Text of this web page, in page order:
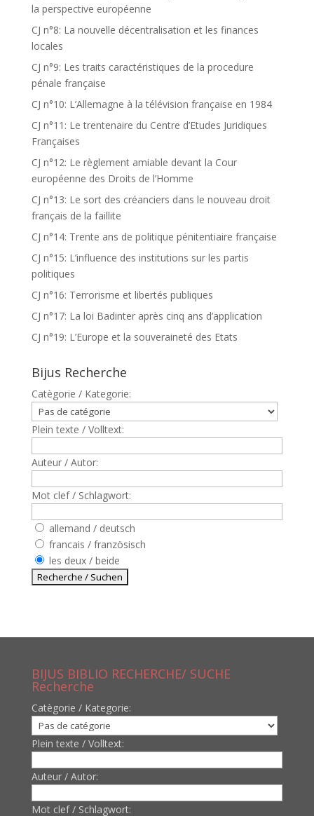
la perspective européenne
CJ n°8: La nouvelle décentralisation et les finances
locales
CJ n°9: Les traits caractéristiques de la procedure
pénale française
CJ n°10: L’Allemagne à la télévision française en 1984
CJ n°11: Le trentenaire du Centre d’Etudes Juridiques
Françaises
CJ n°12: Le règlement amiable devant la Cour
européenne des Droits de l’Homme
CJ n°13: Le sort des créanciers dans le nouveau droit
français de la faillite
CJ n°14: Trente ans de politique pénitentiaire française
CJ n°15: L’influence des institutions sur les partis
politiques
CJ n°16: Terrorisme et libertés publiques
CJ n°17: La loi Badinter après cinq ans d’application
CJ n°19: L’Europe et la souveraineté des Etats
Bijus Recherche
Catègorie / Kategorie:
Plein texte / Volltext:
Auteur / Autor:
Mot clef / Schlagwort:
allemand / deutsch
francais / französisch
les deux / beide
BIJUS BIBLIO RECHERCHE/ SUCHE
Recherche
Catègorie / Kategorie:
Plein texte / Volltext:
Auteur / Autor:
Mot clef / Schlagwort: